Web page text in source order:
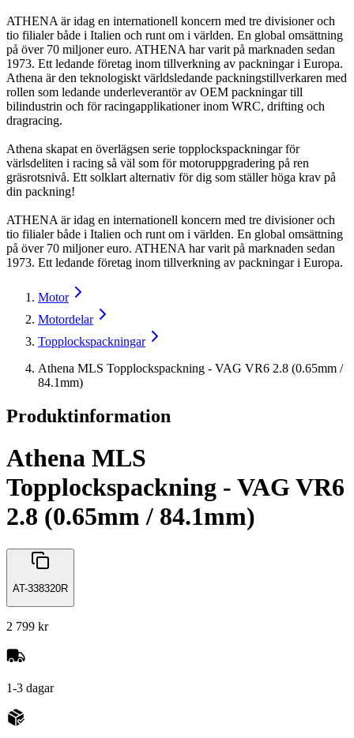
ATHENA är idag en internationell koncern med tre divisioner och
tio filialer både i Italien och runt om i världen. En global omsättning
på över 70 miljoner euro. ATHENA har varit på marknaden sedan
1973. Ett ledande företag inom tillverkning av packningar i Europa.
Athena är den teknologiskt världsledande packningstillverkaren med
rollen som ledande underleverantör av OEM packningar till
bilindustrin och för racingapplikationer inom WRC, drifting och
dragracing.
Athena skapat en överlägsen serie topplockspackningar för
värlsdeliten i racing så väl som för motoruppgradering på ren
gräsrotsnivå. Ett solklart alternativ för dig som ställer höga krav på
din packning!
ATHENA är idag en internationell koncern med tre divisioner och
tio filialer både i Italien och runt om i världen. En global omsättning
på över 70 miljoner euro. ATHENA har varit på marknaden sedan
1973. Ett ledande företag inom tillverkning av packningar i Europa.
Motor
Motordelar
Topplockspackningar
Athena MLS Topplockspackning - VAG VR6 2.8 (0.65mm /
84.1mm)
Produktinformation
Athena MLS
Topplockspackning - VAG VR6
2.8 (0.65mm / 84.1mm)
AT-338320R
2 799 kr
1-3 dagar